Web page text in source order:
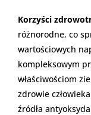
Korzyści
różnorodne, co
wartościowych
kompleksowym
właściwościom
zdrowie
źródła